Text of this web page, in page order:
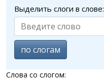
Выделить слоги в слове:
по слогам
Слова со слогом: